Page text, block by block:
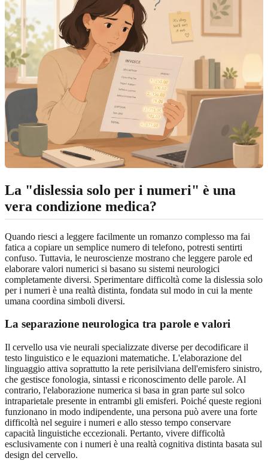
La "dislessia solo per i numeri" è una
vera condizione medica?
Quando riesci a leggere facilmente un romanzo complesso ma fai
fatica a copiare un semplice numero di telefono, potresti sentirti
confuso. Tuttavia, le neuroscienze mostrano che leggere parole ed
elaborare valori numerici si basano su sistemi neurologici
completamente diversi. Sperimentare difficoltà come la dislessia solo
per i numeri è una realtà distinta, fondata sul modo in cui la mente
umana coordina simboli diversi.
La separazione neurologica tra parole e valori
Il cervello usa vie neurali specializzate diverse per decodificare il
testo linguistico e le equazioni matematiche. L'elaborazione del
linguaggio attiva soprattutto la rete perisilviana dell'emisfero sinistro,
che gestisce fonologia, sintassi e riconoscimento delle parole. Al
contrario, l'elaborazione numerica si basa in gran parte sul solco
intraparietale presente in entrambi gli emisferi. Poiché queste regioni
funzionano in modo indipendente, una persona può avere una forte
difficoltà nel seguire i numeri e allo stesso tempo conservare
capacità linguistiche eccezionali. Pertanto, vivere difficoltà
esclusivamente con i numeri è una realtà cognitiva distinta basata sul
design del cervello.